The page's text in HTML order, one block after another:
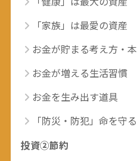
「家族」は最愛の資産
お金が貯まる考え方・本
お金が増える生活習慣
お金を生み出す道具
「防災・防犯」命を守る
投資②節約